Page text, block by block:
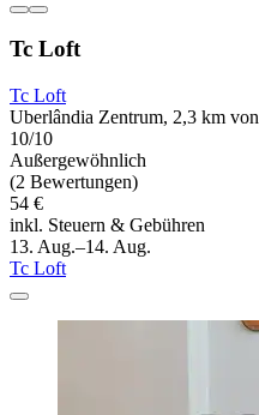
Tc Loft
Tc Loft
Uberlândia Zentrum, 2,3 km
10/10
Außergewöhnlich
(2 Bewertungen)
54 €
inkl. Steuern & Gebühren
13. Aug.–14. Aug.
Tc Loft